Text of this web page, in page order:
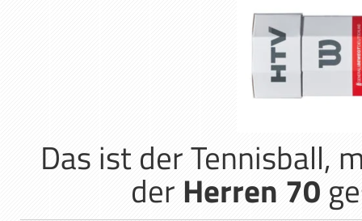
Das ist der Tennisball,
der Herren 70